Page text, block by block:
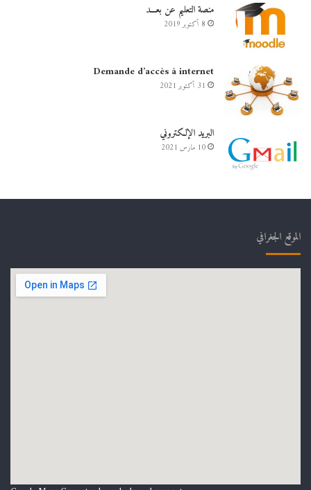
منصة التعليم عن بعـــد
8 أكتوبر 2019
Demande d’accès à internet
31 أكتوبر 2021
البريد الإلكتروني
10 مارس 2021
الموقع الجغرافي